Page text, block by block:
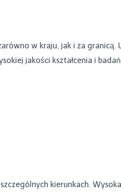
w kraju, jak i za granicą.
jakości kształcenia i
kierunkach.